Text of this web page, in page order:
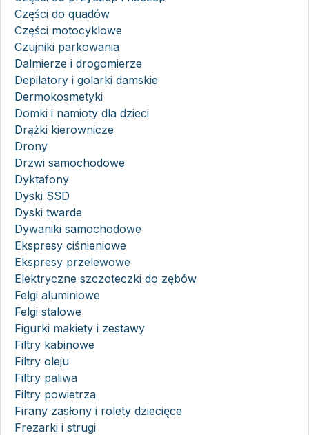
Części do quadów
Części motocyklowe
Czujniki parkowania
Dalmierze i drogomierze
Depilatory i golarki damskie
Dermokosmetyki
Domki i namioty dla dzieci
Drążki kierownicze
Drony
Drzwi samochodowe
Dyktafony
Dyski SSD
Dyski twarde
Dywaniki samochodowe
Ekspresy ciśnieniowe
Ekspresy przelewowe
Elektryczne szczoteczki do zębów
Felgi aluminiowe
Felgi stalowe
Figurki makiety i zestawy
Filtry kabinowe
Filtry oleju
Filtry paliwa
Filtry powietrza
Firany zasłony i rolety dziecięce
Frezarki i strugi